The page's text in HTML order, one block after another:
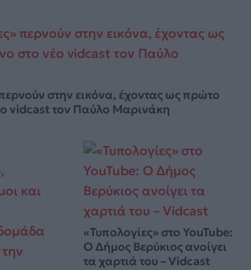
στην εικόνα, έχοντας ως πρώτο
vidcast τον Παύλο Μαρινάκη
«Τυπολογίες» στο YouTube:
Ο Δήμος Βερύκιος ανοίγει
τα χαρτιά του – Vidcast